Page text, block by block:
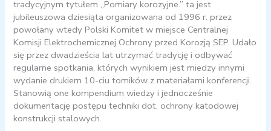
tradycyjnym tytułem „Pomiary korozyjne.” ta jest
jubileuszowa dziesiąta organizowana od 1996 r. przez
powołany wtedy Polski Komitet w miejsce Centralnej
Komisji Elektrochemicznej Ochrony przed Korozją SEP. Udało
się przez dwadzieścia lat utrzymać tradycję i odbywać
regularne spotkania, których wynikiem jest miedzy innymi
wydanie drukiem 10-ciu tomików z materiałami konferencji.
Stanowią one kompendium wiedzy i jednocześnie
dokumentację postępu techniki dot. ochrony katodowej
konstrukcji stalowych.